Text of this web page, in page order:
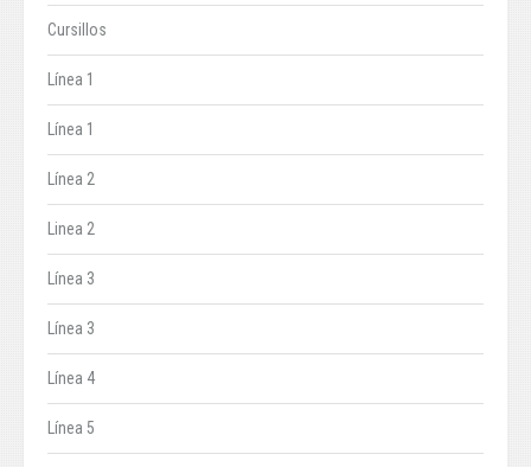
Cursillos
Línea 1
Línea 1
Línea 2
Linea 2
Línea 3
Línea 3
Línea 4
Línea 5